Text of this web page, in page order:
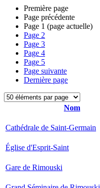
Première page
Page précédente
Page 1 (page actuelle)
Page 2
Page 3
Page 4
Page 5
Page suivante
Dernière page
Nom
Cathédrale de Saint-Germain
Église d'Esprit-Saint
Gare de Rimouski